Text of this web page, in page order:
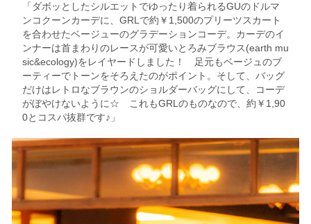
「ダボッとしたシルエットでゆったり着られるGUのドルマ
ンコクーンカーデに、GRLで約￥1,500のプリーツスカート
を合わせたベージューのグラデーションコーデ。カーデのイ
ンナーは首まわりのレースが可愛いとろみブラウス(earth mu
sic&ecology)をレイヤードしました！ 足元もベージュのブ
ーティーでトーンをそろえたのがポイント。そして、バッグ
だけはレトロなブラウンのショルダーバッグにして、コーデ
がぼやけないように☆ これもGRLのものなので、約￥1,90
0とコスパ抜群です♪」